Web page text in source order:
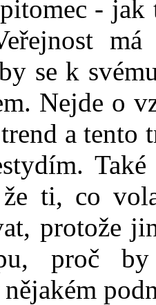
-
se k
Nejde o
a tento
ti, co
protože
proč